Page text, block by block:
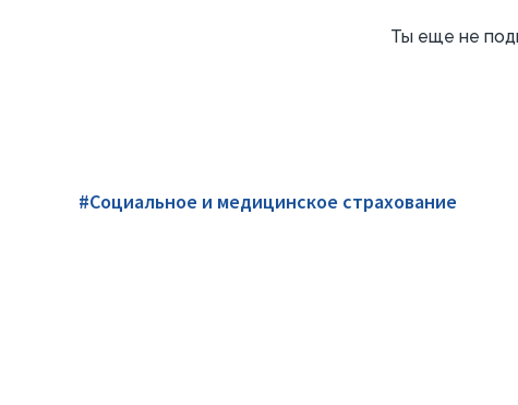
Ты еще не
#Социальное и медицинское страхование